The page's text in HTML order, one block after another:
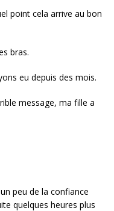
point cela arrive au bon
bras.
eu depuis des mois.
message, ma fille a
peu de la confiance
quelques heures plus